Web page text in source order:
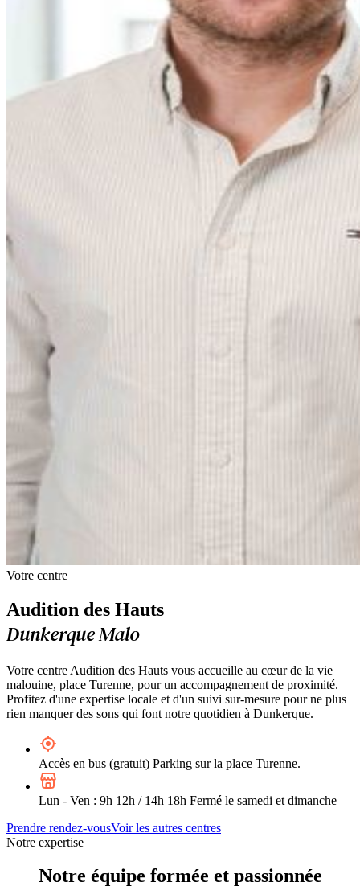
Votre centre
Audition des Hauts
Dunkerque Malo
Votre centre Audition des Hauts vous accueille au cœur de la vie
malouine, place Turenne, pour un accompagnement de proximité.
Profitez d'une expertise locale et d'un suivi sur-mesure pour ne plus
rien manquer des sons qui font notre quotidien à Dunkerque.
Accès en bus (gratuit) Parking sur la place Turenne.
Lun - Ven : 9h 12h / 14h 18h Fermé le samedi et dimanche
Prendre rendez-vousVoir les autres centres
Notre expertise
Notre équipe formée et passionnée